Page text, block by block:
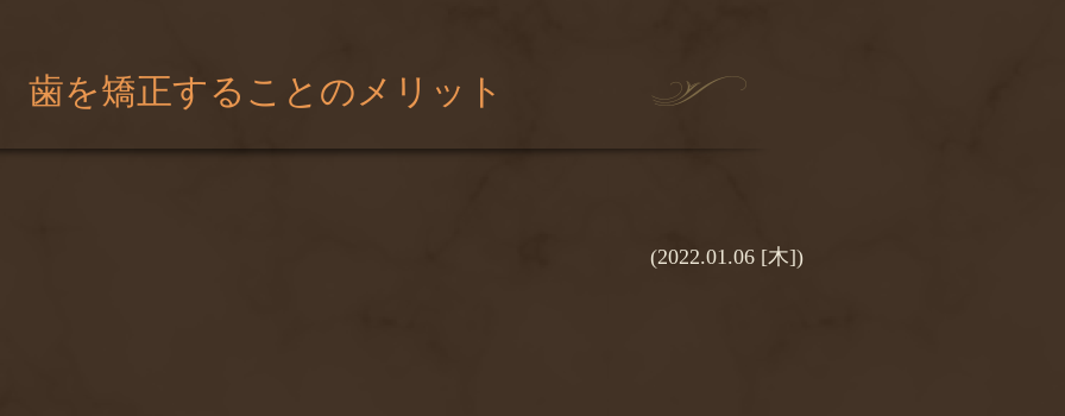
歯を矯正することのメリット
(2022.01.06 [木])